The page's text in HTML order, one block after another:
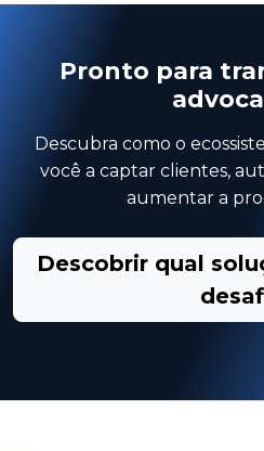
Pronto para
Descubra como o
você a captar clientes,
aumentar a
Descobrir qual